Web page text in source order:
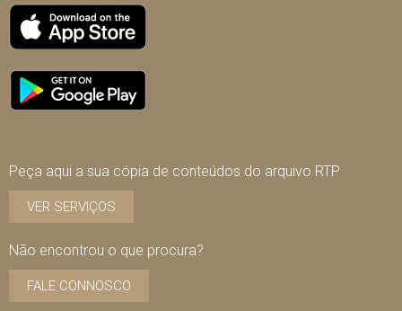
Peça aqui a sua cópia de conteúdos do arquivo RTP
VER SERVIÇOS
Não encontrou o que procura?
FALE CONNOSCO